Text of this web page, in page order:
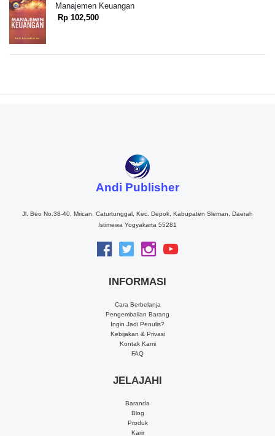
Manajemen Keuangan
Rp 102,500
Andi Publisher
Jl. Beo No.38-40, Mrican, Caturtunggal, Kec. Depok, Kabupaten Sleman, Daerah
Istimewa Yogyakarta 55281
INFORMASI
Cara Berbelanja
Pengembalian Barang
Ingin Jadi Penulis?
Kebijakan & Privasi
Kontak Kami
FAQ
JELAJAHI
Baranda
Blog
Produk
Karir